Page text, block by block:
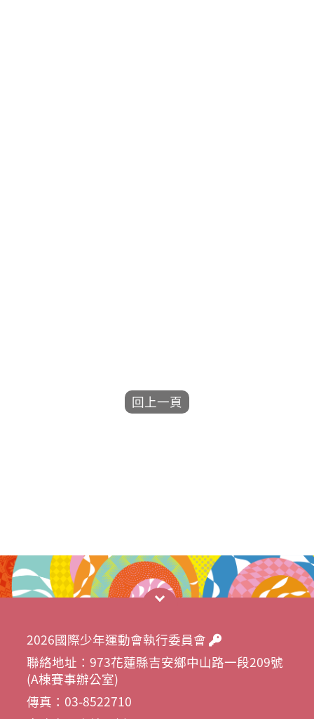
2026國際少年運動會執行委員會
聯絡地址：973花蓮縣吉安鄉中山路一段209號
(A棟賽事辦公室)
傳真：03-8522710